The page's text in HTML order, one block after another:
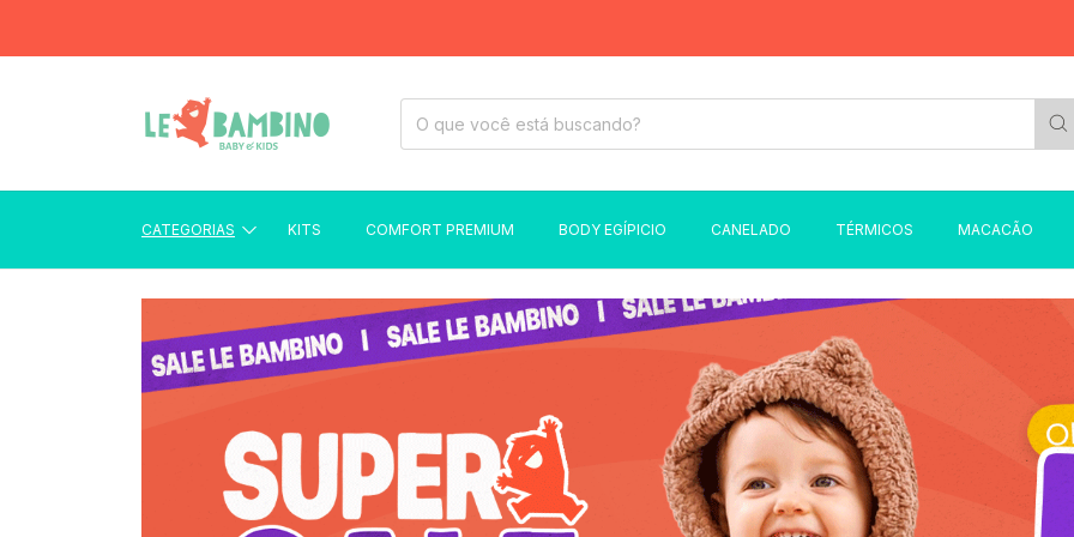
CATEGORIAS KITS COMFORT PREMIUM BODY EGÍPICIO CANELADO TÉRMICOS MACACÃO